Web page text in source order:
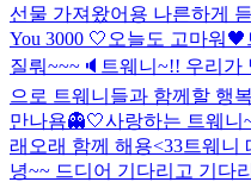
선물 가져왔어용 나른하게
You 3000 🤍 오늘도 고마워🖤
질뤄~~~🔈 트웨니~!! 우리가
으로 트웨니들과 함께할 행
만나욤👻🤍사랑하는 트웨니
래오래 함께 해용<33트웨니
녕~~ 드디어 기다리고 기다